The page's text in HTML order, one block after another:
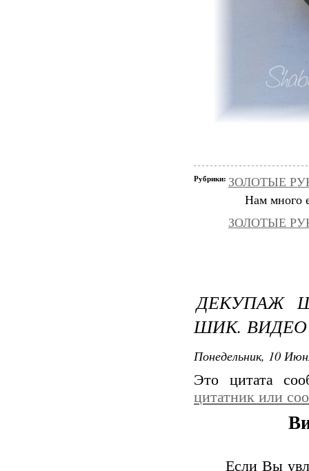
Рубрики: ЗОЛОТЫЕ
Нам много
ЗОЛОТЫЕ
ДЕКУПАЖ
ШИК.
Понедельник, 10
Это цитата
цитатник или
Если Вы